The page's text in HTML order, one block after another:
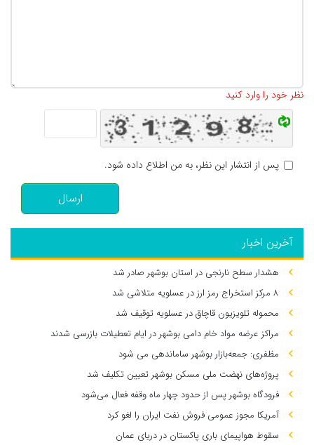
نظر خود را وارد کنید
پس از انتشار این نظر، به من اطلاع داده شود.
ارسال
آخرین اخبار
هشدار سطح نارنجی در استان بوشهر صادر شد
۸ مرکز استخراج رمز ارز در عسلویه متلاشی شد
محموله تلویزیون قاچاق در عسلویه توقیف شد
مراکز عرضه مواد خام دامی بوشهر در ایام تعطیلات بازرسی شدند
مظفری: جمعه‌بازار بوشهر ساماندهی می‌ شود
پروژه‌های نهضت ملی مسکن بوشهر تعیین تکلیف شد
فرودگاه بوشهر پس از حدود چهار ماه وقفه فعال می‌شود
آمریکا مجوز عمومی فروش نفت ایران را لغو کرد
سقوط هواپیمای باری پاکستان در دریای عمان